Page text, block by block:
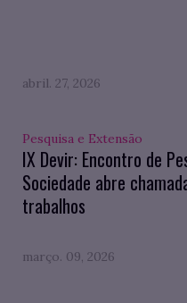
abril. 27, 2026
Pesquisa e Extensão
IX Devir: Encontro de
Sociedade abre
trabalhos
março. 09, 2026